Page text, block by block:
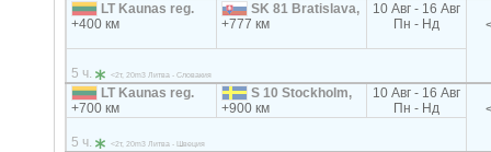
LT Kaunas reg.
+400 км
SK 81 Bratislava,
+777 км
10 Авг - 16 Авг
Пн - Нд
5 ч. <2т, 20m3 Литва - Словакия
LT Kaunas reg.
+700 км
S 10 Stockholm,
+900 км
10 Авг - 16 Авг
Пн - Нд
5 ч. <2т, 20m3 Литва - Швеция